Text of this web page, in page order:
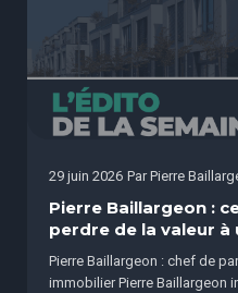
29 juin 2026 Par Pierre
Pierre Baillargeon :
perdre de la valeur à
Pierre Baillargeon : chef de
immobilier Pierre Baillargeon